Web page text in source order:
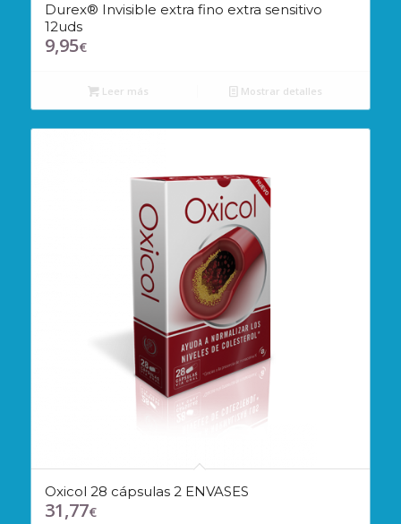
Durex® Invisible extra fino extra sensitivo
12uds
9,95€
Leer más Mostrar detalles
Oxicol 28 cápsulas 2 ENVASES
31,77€